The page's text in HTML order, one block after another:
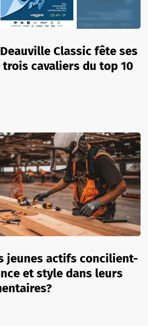
Classic fête ses
trois cavaliers du top 10
jeunes actifs concilient-
et style dans leurs